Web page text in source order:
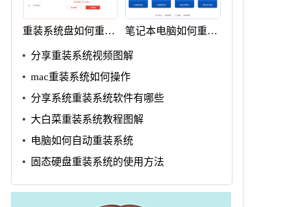
重装系统盘如何重装
笔记本电脑如何重装
分享重装系统视频图解
mac重装系统如何操作
分享系统重装系统软件有哪些
大白菜重装系统教程图解
电脑如何自动重装系统
固态硬盘重装系统的使用方法